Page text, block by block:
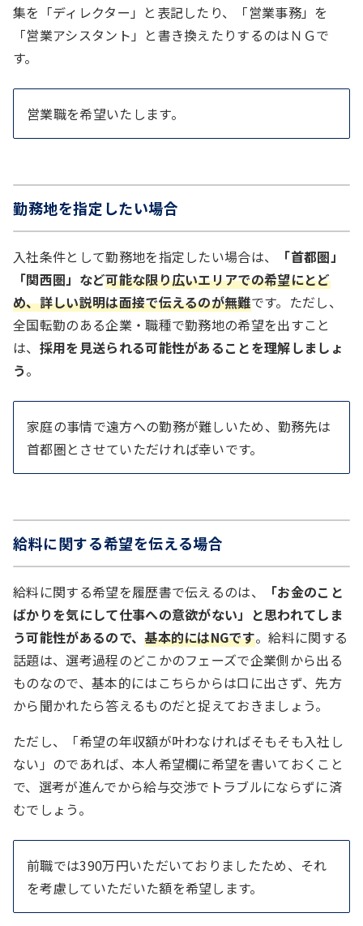
集を「ディレクター」と表記したり、「営業事務」を
「営業アシスタント」と書き換えたりするのはＮＧで
す。
営業職を希望いたします。
勤務地を指定したい場合
入社条件として勤務地を指定したい場合は、
「首都圏」
「関西圏」など可能な限り広いエリアでの希望にとど
め、詳しい説明は面接で伝えるのが無難です。ただし、
全国転勤のある企業・職種で勤務地の希望を出すこと
は、 採用を見送られる可能性があることを理解しましょ
う。
家庭の事情で遠方への勤務が難しいため、勤務先は
首都圏とさせていただければ幸いです。
給料に関する希望を伝える場合
給料に関する希望を履歴書で伝えるのは、
「お金のこと
ばかりを気にして仕事への意欲がない」と思われてしま
う可能性があるので、基本的にはNGです。給料に関する
話題は、選考過程のどこかのフェーズで企業側から出る
ものなので、基本的にはこちらからは口に出さず、先方
から聞かれたら答えるものだと捉えておきましょう。
ただし、「希望の年収額が叶わなければそもそも入社し
ない」のであれば、本人希望欄に希望を書いておくこと
で、選考が進んでから給与交渉でトラブルにならずに済
むでしょう。
前職では390万円いただいておりましたため、それ
を考慮していただいた額を希望します。